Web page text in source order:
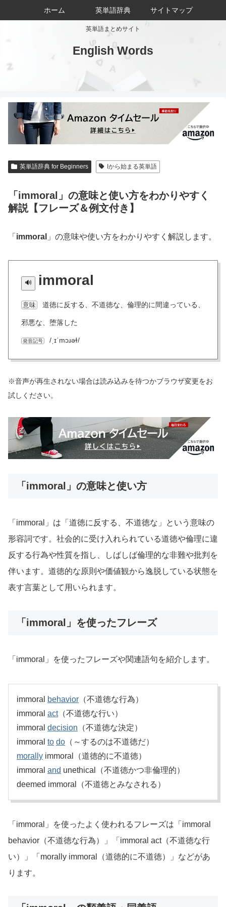
英単語まとめサイト
English Words
ホーム 英単語辞典 サイトマップ
英単語辞典 for Beginners Iから始まる英単語
「immoral」の意味と使い方をわかりやすく
解説【フレーズ＆例文付き】
「 immoral 」の意味や使い方をわかりやすく解説します。
immoral
意味 道徳に反する、不道徳な、倫理的に間違っている、
邪悪な、堕落した
発音記号 /ˌɪˈmɔɹəɫ/
※音声が再生されない場合は読み込みを待つかブラウザ変更をお
試しください。
「immoral」の意味と使い方
「immoral」は「道徳に反する、不道徳な」という意味の
形容詞です。社会的に受け入れられている道徳や倫理に違
反する行為や性質を指し、しばしば倫理的な非難や批判を
伴います。道徳的な原則や価値観から逸脱している状態を
表す言葉として用いられます。
「immoral」を使ったフレーズ
「immoral」を使ったフレーズや関連語句を紹介します。
immoral behavior （不道徳な行為）
immoral act（不道徳な行い）
immoral decision （不道徳な決定）
immoral to do （～するのは不道徳だ）
morally immoral（道徳的に不道徳）
immoral and unethical（不道徳かつ非倫理的）
deemed immoral（不道徳とみなされる）
「immoral」を使ったよく使われるフレーズは「immoral
behavior（不道徳な行為）」「immoral act（不道徳な行
い）」「morally immoral（道徳的に不道徳）」などがあ
ります。